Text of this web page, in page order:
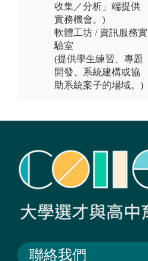
收集／分析」端提供
實務機會。)
軟體工坊 / 資訊服務實
驗室
(提供學生練習、專題
開發、系統建構或協
助系統案子的場域。)
聯絡我們